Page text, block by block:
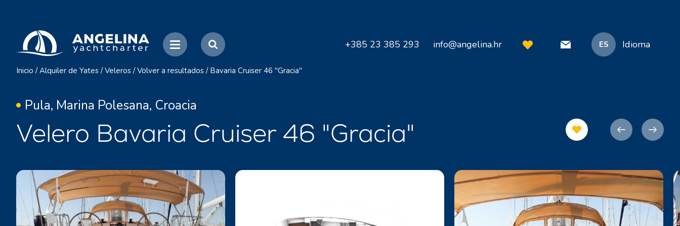
+385 23 385 293 info@angelina.hr ES Idioma
Inicio / Alquiler de Yates / Veleros / Volver a resultados / Bavaria Cruiser 46 "Gracia"
Pula, Marina Polesana, Croacia
Velero Bavaria Cruiser 46 "Gracia"